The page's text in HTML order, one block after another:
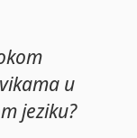
u
jeziku?